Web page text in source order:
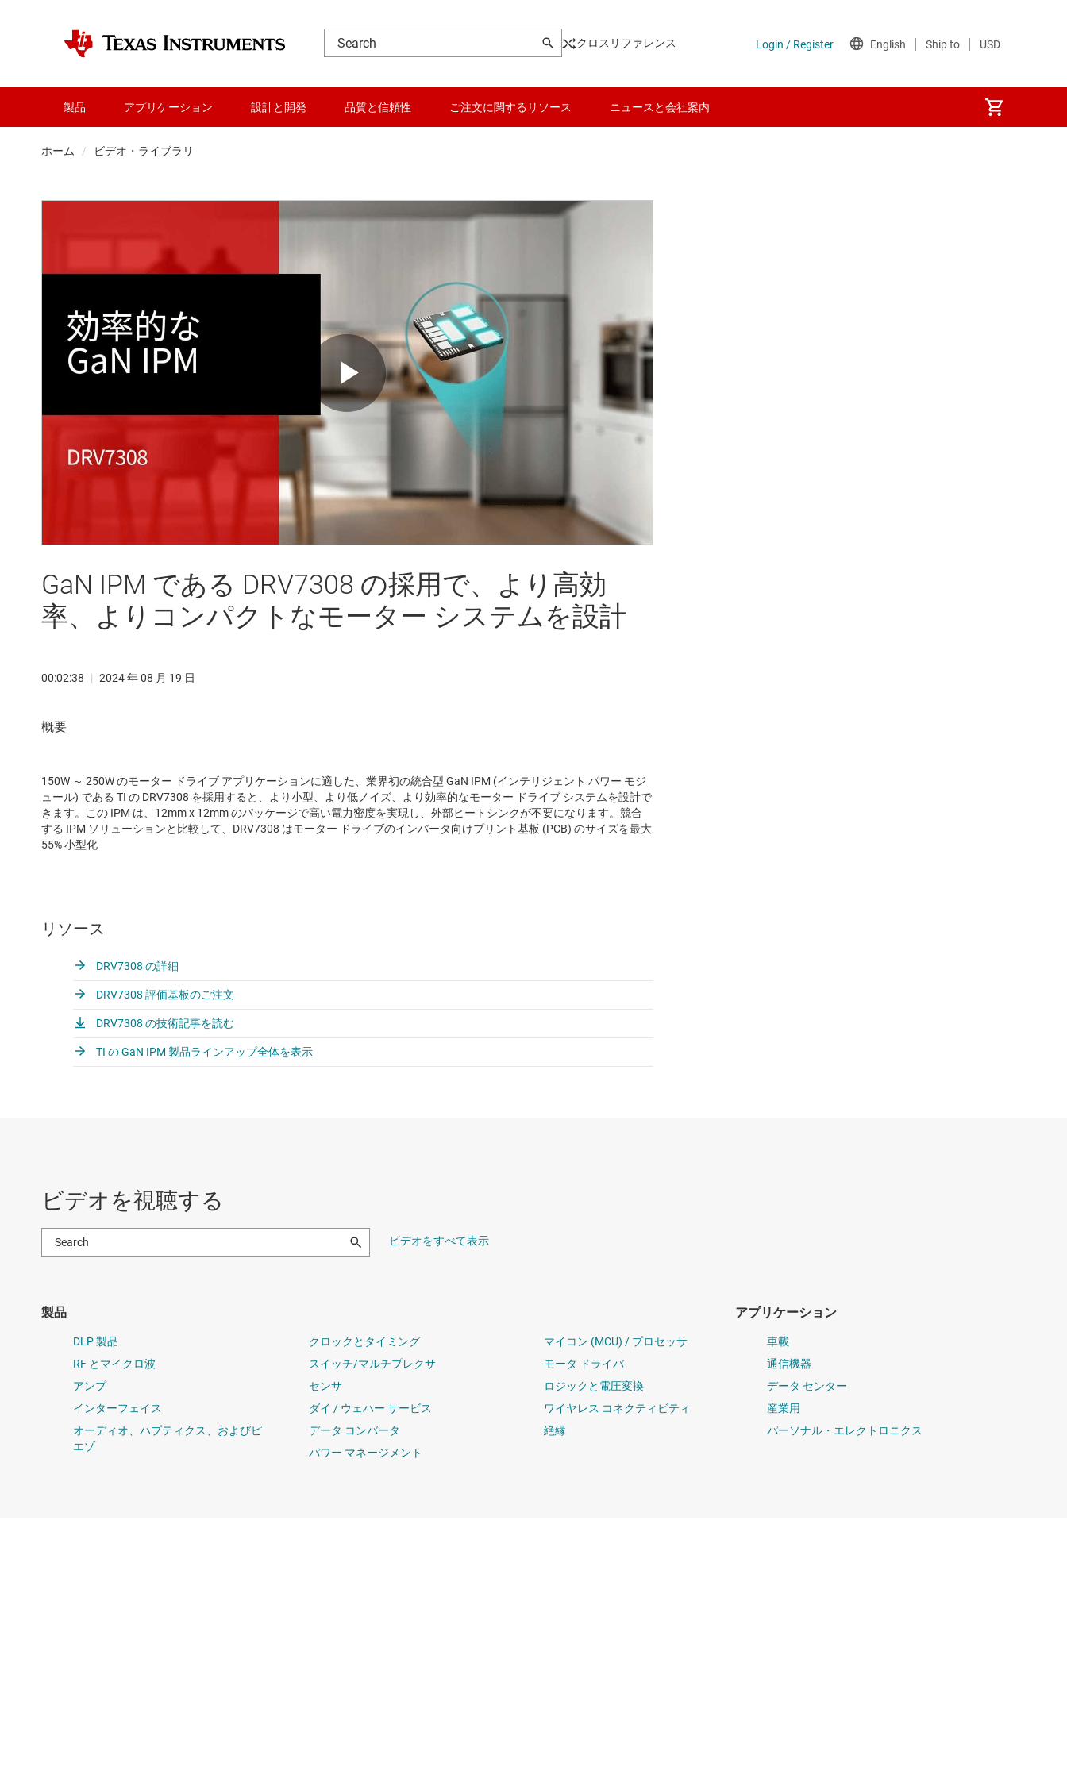
クロスリファレンス
製品 アプリケーション 設計と開発 品質と信頼性 ご注文に関するリソース ニュースと会社案内
ホーム ビデオ・ライブラリ
Play
Video
GaN IPM である DRV7308 の採用で、より高効
率、よりコンパクトなモーター システムを設計
00:02:38 | 2024 年 08 月 19 日
150W ～ 250W のモーター ドライブ アプリケーションに適した、業界初の統合型 GaN IPM (インテリジェント パワー モジ
ュール) である TI の DRV7308 を採用すると、より小型、より低ノイズ、より効率的なモーター ドライブ システムを設計で
きます。この IPM は、12mm x 12mm のパッケージで高い電力密度を実現し、外部ヒートシンクが不要になります。競合
する IPM ソリューションと比較して、DRV7308 はモーター ドライブのインバータ向けプリント基板 (PCB) のサイズを最大
55% 小型化
リソース
DRV7308 の詳細
DRV7308 評価基板のご注文
DRV7308 の技術記事を読む
TI の GaN IPM 製品ラインアップ全体を表示
ビデオを視聴する
ビデオをすべて表示
製品
DLP 製品
RF とマイクロ波
アンプ
インターフェイス
オーディオ、ハプティクス、およびピ
エゾ
クロックとタイミング
スイッチ/マルチプレクサ
センサ
ダイ / ウェハー サービス
データ コンバータ
パワー マネージメント
マイコン (MCU) / プロセッサ
モータ ドライバ
ロジックと電圧変換
ワイヤレス コネクティビティ
絶縁
アプリケーション
車載
通信機器
データ センター
産業用
パーソナル・エレクトロニクス